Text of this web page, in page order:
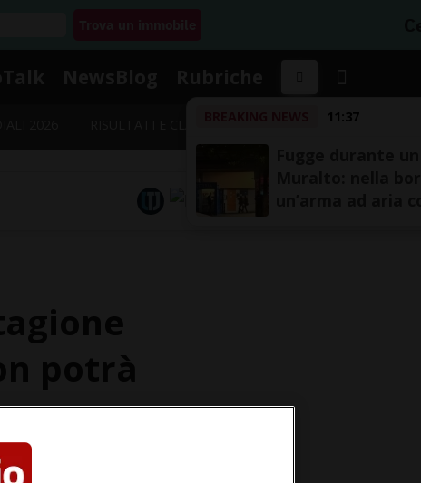
11:37
- a far calare